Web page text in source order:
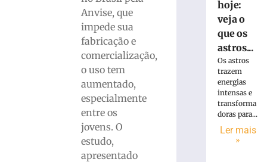
Anvise, que
impede sua
fabricação e
comercialização,
o uso tem
aumentado,
especialmente
entre os
jovens. O
estudo,
apresentado
Hospital
atualiza
estado
saúde
trabalhador
ferido
durante
montagem
hoje:
veja o
que os
astros...
Os astros
trazem
energias
intensas e
transforma
doras para...
Ler mais
»